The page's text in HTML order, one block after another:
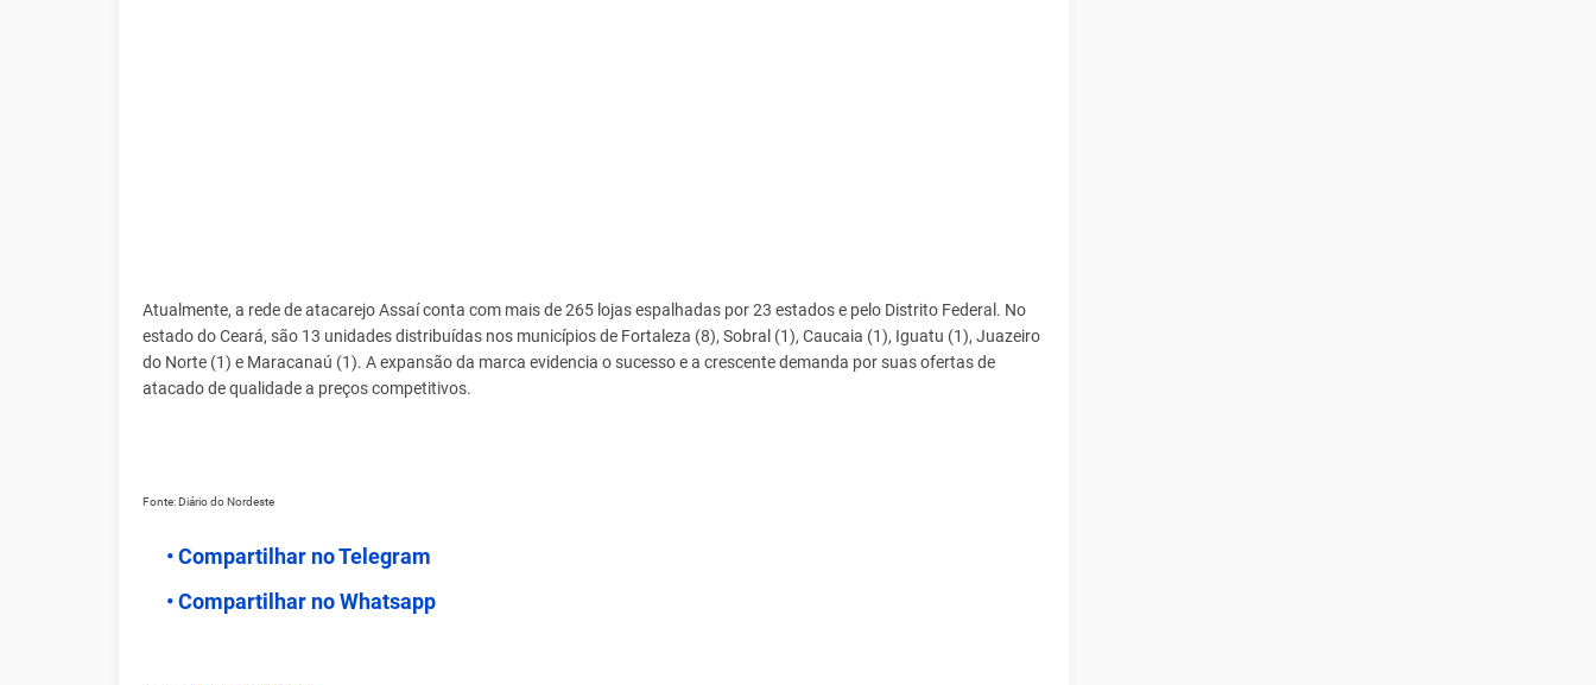
Atualmente, a rede de atacarejo Assaí conta com mais de 265 lojas espalhadas por 23 estados e pelo Distrito Federal. No
estado do Ceará, são 13 unidades distribuídas nos municípios de Fortaleza (8), Sobral (1), Caucaia (1), Iguatu (1), Juazeiro
do Norte (1) e Maracanaú (1). A expansão da marca evidencia o sucesso e a crescente demanda por suas ofertas de
atacado de qualidade a preços competitivos.
Fonte: Diário do Nordeste
• Compartilhar no Telegram
• Compartilhar no Whatsapp